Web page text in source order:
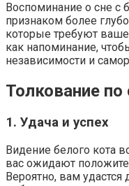
Воспоминание о сне
признаком более
которые требуют
как напоминание,
независимости и
Толкование по
1. Удача и успех
Видение белого кота
вас ожидают
Вероятно, вам